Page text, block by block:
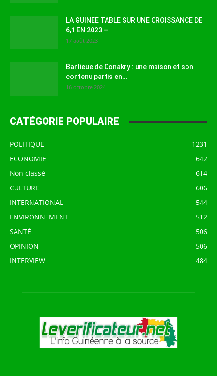
LA GUINEE TABLE SUR UNE CROISSANCE DE
6,1 EN 2023 –
17 août 2023
Banlieue de Conakry : une maison et son
contenu partis en...
16 octobre 2024
CATÉGORIE POPULAIRE
POLITIQUE
1231
ECONOMIE
642
Non classé
614
CULTURE
606
INTERNATIONAL
544
ENVIRONNEMENT
512
SANTÉ
506
OPINION
506
INTERVIEW
484